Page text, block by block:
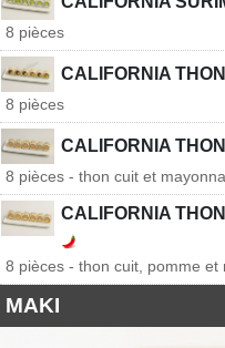
8 pièces
CALIFORNIA
8 pièces
CALIFORNIA
8 pièces - thon cuit et
CALIFORNIA
8 pièces - thon cuit, pomme et
MAKI